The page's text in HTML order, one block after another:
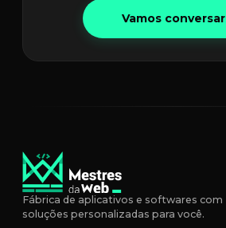
Vamos conversar
Fábrica de aplicativos e softwares com
soluções personalizadas para você.